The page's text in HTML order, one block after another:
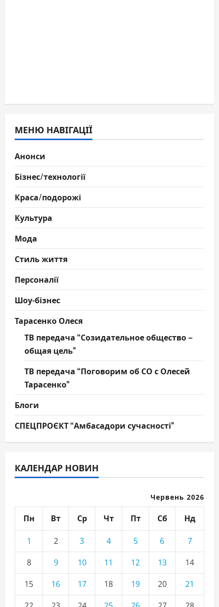
МЕНЮ НАВІГАЦІЇ
Анонси
Бізнес/технології
Краса/подорожі
Культура
Мода
Стиль життя
Персоналії
Шоу-бізнес
Тарасенко Олеся
ТВ передача “Созидательное общество –
общая цель”
ТВ передача “Поговорим об СО с Олесей
Тарасенко”
Блоги
СПЕЦПРОЄКТ “Амбасадори сучасності”
КАЛЕНДАР НОВИН
Червень 2026
Пн Вт Ср Чт Пт Сб Нд
1 2 3 4 5 6
7
8
9 10 11 12 13
14
15
16 17 18 19 20
21